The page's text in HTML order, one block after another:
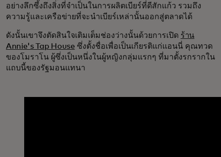
อย่างลึกซึ้งถึงสิ่งที่จำเป็นในการผลิตเบียร์ที่ดีสักแก้ว รวมถึง
ความรู้และเครือข่ายที่จะนำเบียร์เหล่านั้นออกสู่ตลาดได้
ดังนั้นเขาจึงตัดสินใจเติมเต็มช่องว่างนั้นด้วยการเปิด ร้าน
Annie's Tap House ซึ่งตั้งชื่อเพื่อเป็นเกียรติแก่แอนนี่ คุณทวด
ของโมราโน ผู้ซึ่งเป็นหนึ่งในผู้หญิงกลุ่มแรกๆ ที่มาตั้งรกรากใน
แถบนี้ของรัฐมอนแทนา